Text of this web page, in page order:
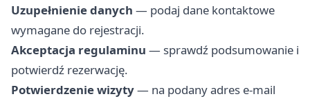
Uzupełnienie danych — podaj dane kontaktowe
wymagane do rejestracji.
Akceptacja regulaminu — sprawdź podsumowanie i
potwierdź rezerwację.
Potwierdzenie wizyty— na podany adres e-mail